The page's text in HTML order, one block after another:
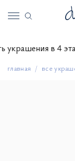
украшения в 4
главная все